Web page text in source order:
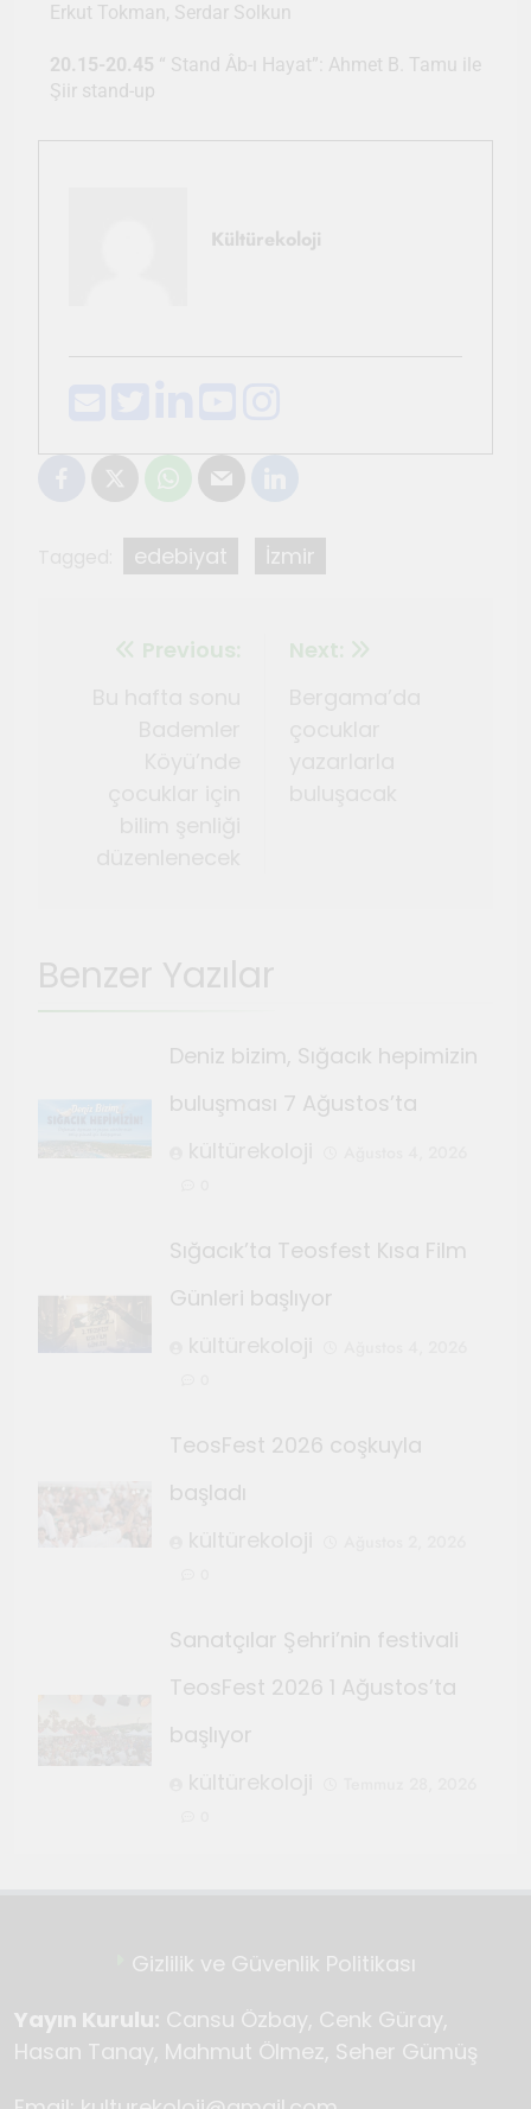
Erkut Tokman, Serdar Solkun
20.15-20.45 “ Stand Âb-ı Hayat”: Ahmet B. Tamu ile
Şiir stand-up
Kültürekoloji
edebiyat İzmir
Benzer Yazılar
Deniz bizim, Sığacık hepimizin
buluşması 7 Ağustos’ta
Sığacık’ta Teosfest Kısa Film
Günleri başlıyor
TeosFest 2026 coşkuyla
başladı
Sanatçılar Şehri’nin festivali
TeosFest 2026 1 Ağustos’ta
başlıyor
Gizlilik ve Güvenlik Politikası
Yayın Kurulu: Cansu Özbay, Cenk Güray,
Hasan Tanay, Mahmut Ölmez, Seher Gümüş